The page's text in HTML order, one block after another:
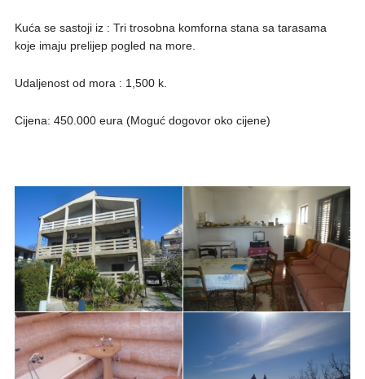
Kuća se sastoji iz : Tri trosobna komforna stana sa tarasama
koje imaju prelijep pogled na more.
Udaljenost od mora : 1,500 k.
Cijena: 450.000 eura (Moguć dogovor oko cijene)